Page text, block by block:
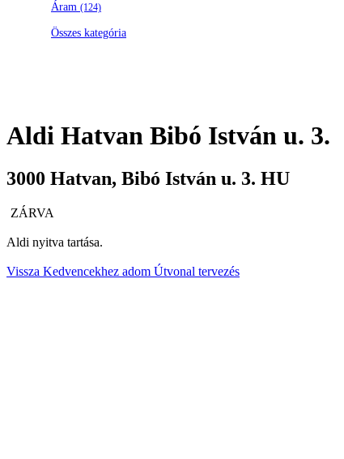
Áram (124)
Összes kategória
Aldi Hatvan Bibó István u. 3.
3000 Hatvan, Bibó István u. 3. HU
ZÁRVA
Aldi nyitva tartása.
Vissza Kedvencekhez adom Útvonal tervezés